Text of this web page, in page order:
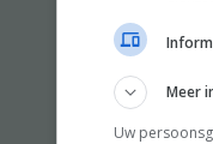
Meer
Uw